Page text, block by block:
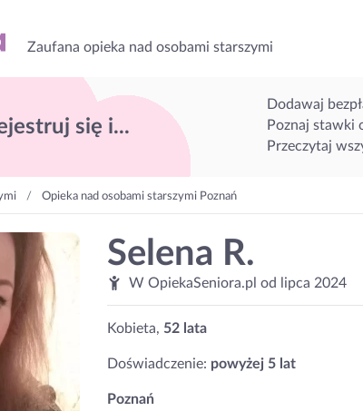
Zaufana opieka nad osobami starszymi
się i...
Dodawaj
Poznaj stawki
Przeczytaj
Opieka nad osobami starszymi Poznań
Selena R.
W OpiekaSeniora.pl od lipca 2024
Kobieta, 52 lata
Doświadczenie: powyżej 5 lat
Poznań